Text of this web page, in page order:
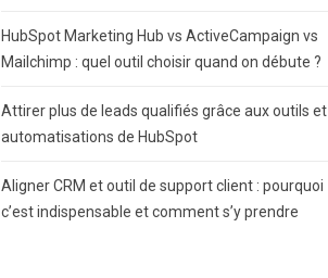
HubSpot Marketing Hub vs ActiveCampaign vs
Mailchimp : quel outil choisir quand on débute ?
Attirer plus de leads qualifiés grâce aux outils et
automatisations de HubSpot
Aligner CRM et outil de support client : pourquoi
c’est indispensable et comment s’y prendre